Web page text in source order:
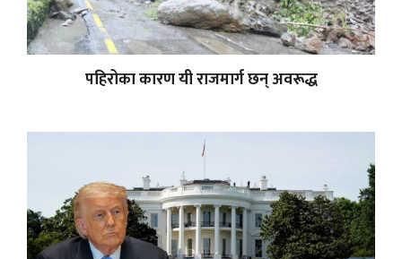
पहिरोका कारण यी राजमार्ग छन् अवरूद्ध